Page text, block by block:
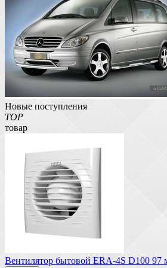
Новые поступления
TOP
товар
Вентилятор бытовой ERA-4S D100 97